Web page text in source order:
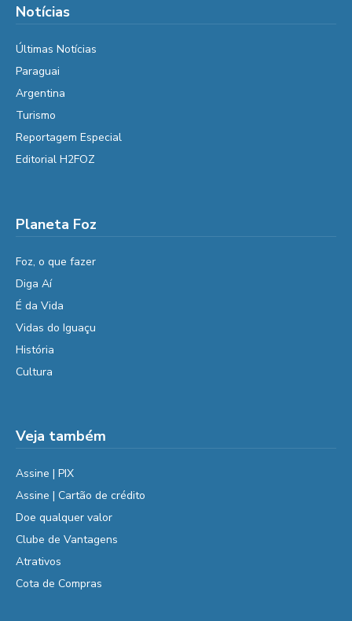
Notícias
Últimas Notícias
Paraguai
Argentina
Turismo
Reportagem Especial
Editorial H2FOZ
Planeta Foz
Foz, o que fazer
Diga Aí
É da Vida
Vidas do Iguaçu
História
Cultura
Veja também
Assine | PIX
Assine | Cartão de crédito
Doe qualquer valor
Clube de Vantagens
Atrativos
Cota de Compras